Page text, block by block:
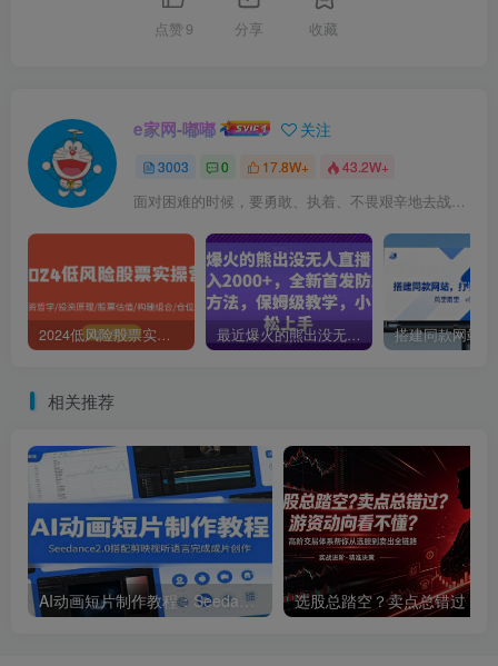
点赞 9 分享 收藏
e家网-嘟嘟 关注
3003 0 17.8W+ 43.2W+
面对困难的时候，要勇敢、执着、不畏艰辛地去战胜它
2024低风险股票实操营：投资哲学/投资原理/股票估值/构建组合/仓位控制 最近爆火的熊出没无人直播，轻松日入2000+，全新首发防版权违规方法【揭秘】
相关推荐
AI动画短片制作教程：Seedance2.0搭配剪映视听语言完成成片创作